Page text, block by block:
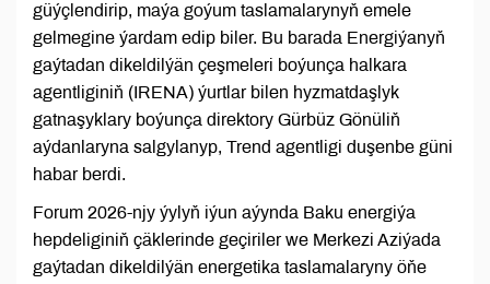
güýçlendirip, maýa goýum taslamalarynyň emele
gelmegine ýardam edip biler. Bu barada Energiýanyň
gaýtadan dikeldilýän çeşmeleri boýunça halkara
agentliginiň (IRENA) ýurtlar bilen hyzmatdaşlyk
gatnaşyklary boýunça direktory Gürbüz Gönüliň
aýdanlaryna salgylanyp, Trend agentligi duşenbe güni
habar berdi.
Forum 2026-njy ýylyň iýun aýynda Baku energiýa
hepdeliginiň çäklerinde geçiriler we Merkezi Aziýada
gaýtadan dikeldilýän energetika taslamalaryny öňe